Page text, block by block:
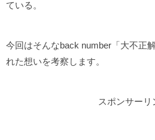
ている。
今回はそんなback number「大不正
れた想いを考察します。
スポンサーリ